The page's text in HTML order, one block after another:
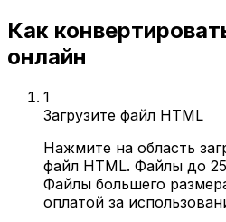
Как
онлайн
1
Загрузите файл HTML
Нажмите на область
файл HTML. Файлы до
Файлы большего
оплатой за